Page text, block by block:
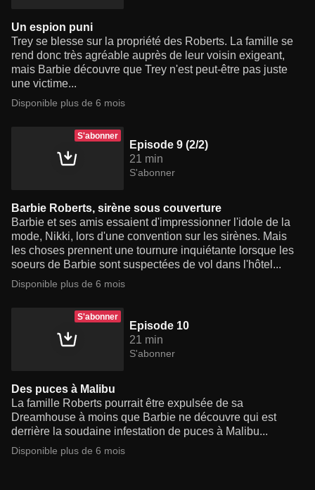
Un espion puni
Trey se blesse sur la propriété des Roberts. La famille se
rend donc très agréable auprès de leur voisin exigeant,
mais Barbie découvre que Trey n'est peut-être pas juste
une victime...
Disponible plus de 6 mois
S'abonner
Episode 9 (2/2)
21 min
S'abonner
Barbie Roberts, sirène sous couverture
Barbie et ses amis essaient d'impressionner l'idole de la
mode, Nikki, lors d'une convention sur les sirènes. Mais
les choses prennent une tournure inquiétante lorsque les
soeurs de Barbie sont suspectées de vol dans l'hôtel...
Disponible plus de 6 mois
S'abonner
Episode 10
21 min
S'abonner
Des puces à Malibu
La famille Roberts pourrait être expulsée de sa
Dreamhouse à moins que Barbie ne découvre qui est
derrière la soudaine infestation de puces à Malibu...
Disponible plus de 6 mois